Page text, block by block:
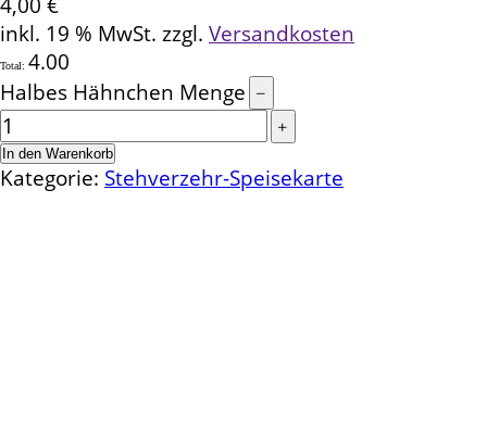
inkl. 19 % MwSt. zzgl. Versandkosten
Total: 4.00
Halbes Hähnchen Menge
In den Warenkorb
Kategorie: Stehverzehr-Speisekarte